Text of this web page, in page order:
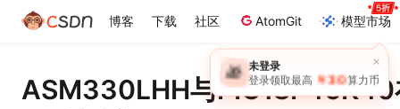
博客 下载 社区 AtomGit 模型市场
×
🎁 未登录
登录领取最高 ￥30 算力币
ASM330LHH与PIC18F46K40